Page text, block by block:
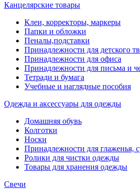
Канцелярские товары
Клеи, корректоры, маркеры
Папки и обложки
Пеналы,подставки
Принадлежности для детского
Принадлежности для офиса
Принадлежности для письма и
Тетради и бумага
Учебные и наглядные пособия
Одежда и аксессуары для одежды
Домашняя обувь
Колготки
Носки
Принадлежности для глаженья,
Ролики для чистки одежды
Товары для хранения одежды
Свечи